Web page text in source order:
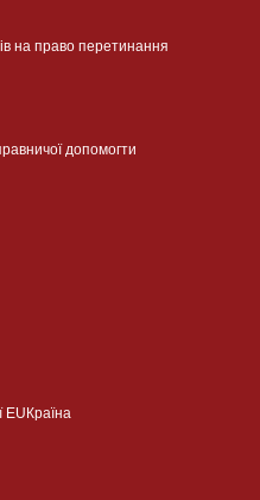
на право перетинання
допомогти
EUКраїна